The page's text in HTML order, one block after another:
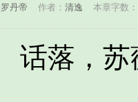
丹帝 作者： 清逸 本章字数
落，苏